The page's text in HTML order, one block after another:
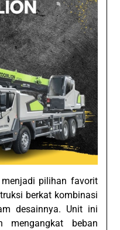
pilihan favorit
berkat kombinasi
desainnya. Unit ini
mengangkat beban